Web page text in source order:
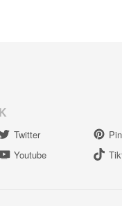
Twitter
Youtube